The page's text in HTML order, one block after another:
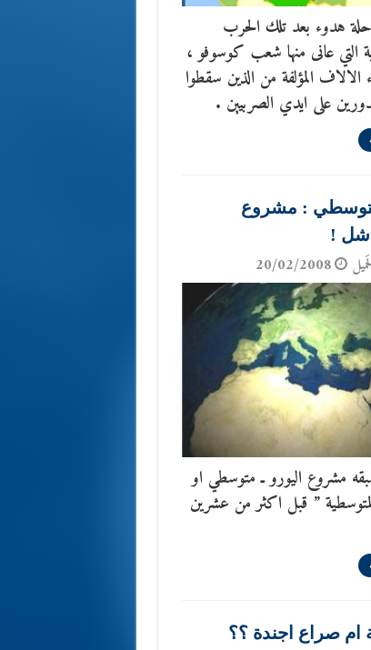
هدوء بعد تلك الحرب
التي عانى منها شعب كوسوفو ،
المؤلفة من الذين سقطوا
على ايدي الصربيين .
: مشروع
!
20/02/2008
مشروع اليورو ـ متوسطي او
” قبل اكثر من عشرين
ام صراع اجندة ؟؟